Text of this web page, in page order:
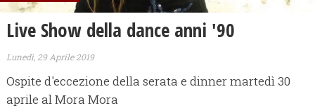
Live Show della dance anni '90
Lunedì, 29 Aprile 2019
Ospite d'eccezione della serata e dinner martedì 30
aprile al Mora Mora